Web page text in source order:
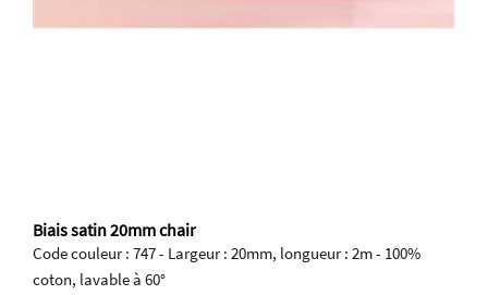
Biais satin 20mm chair
Code couleur : 747 - Largeur : 20mm, longueur : 2m - 100%
coton, lavable à 60°